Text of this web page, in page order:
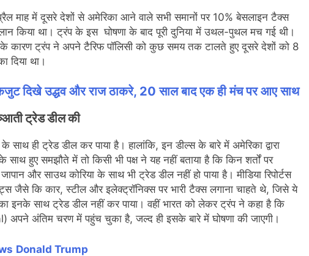
माह में दूसरे देशों से अमेरिका आने वाले सभी समानों पर 10% बेसलाइन टैक्स
किया था। ट्रंप के इस घोषणा के बाद पूरी दुनिया में उथल-पुथल मच गई थी।
कारण ट्रंप ने अपने टैरिफ पॉलिसी को कुछ समय तक टालते हुए दूसरे देशों को 8
दिया था।
एकजुट दिखे उद्धव और राज ठाकरे, 20 साल बाद एक ही मंच पर आए साथ
ट्रेड डील की
ही ट्रेड डील कर पाया है। हालांकि, इन डील्स के बारे में अमेरिका द्वारा
साथ हुए समझौते में तो किसी भी पक्ष ने यह नहीं बताया है कि किन शर्तों पर
और साउथ कोरिया के साथ भी ट्रेड डील नहीं हो पाया है। मीडिया रिपोर्टस
जैसे कि कार, स्टील और इलेक्ट्रॉनिक्स पर भारी टैक्स लगाना चाहते थे, जिसे ये
इनके साथ ट्रेड डील नहीं कर पाया। वहीं भारत को लेकर ट्रंप ने कहा है कि
अंतिम चरण में पहुंच चुका है, जल्द ही इसके बारे में घोषणा की जाएगी।
Donald Trump